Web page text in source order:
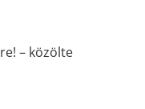
– közölte